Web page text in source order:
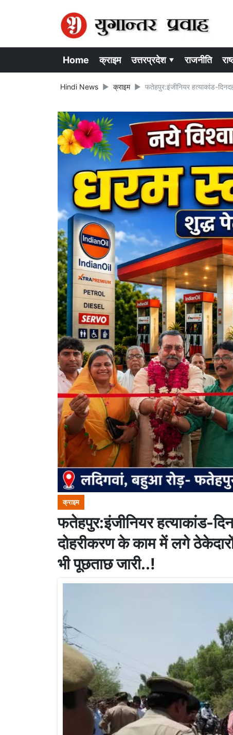
Home क्राइम उत्तरप्रदेश ▾ राजनीति
Hindi News क्राइम फतेहपुर:इंजीनियर हत्याकांड-
क्राइम
फतेहपुर:इंजीनियर हत्याकांड-
दोहरीकरण के काम में लगे
भी पूछताछ जारी..!